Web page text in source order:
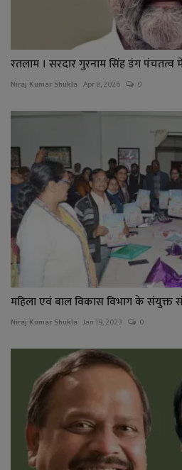
रतलाम । सरदार गुरनाम सिंह डंग पंचतत्व में
Niraj Kumar Shukla Apr 8, 2026 0
महिला एवं बाल विकास विभाग के
Niraj Kumar Shukla Jan 19, 2023 0